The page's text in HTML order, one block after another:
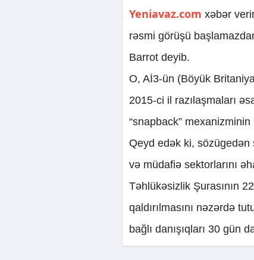
Yeniavaz.com xəbər
rəsmi görüşü
Barrot deyib.
O, Aİ3-ün (Böyük
2015-ci il razılaşmaları
“snapback” mexanizminin
Qeyd edək ki, sözügedən
və müdafiə sektorlarını
Təhlükəsizlik Şurasının
qaldırılmasını nəzərdə
bağlı danışıqları 30 gün